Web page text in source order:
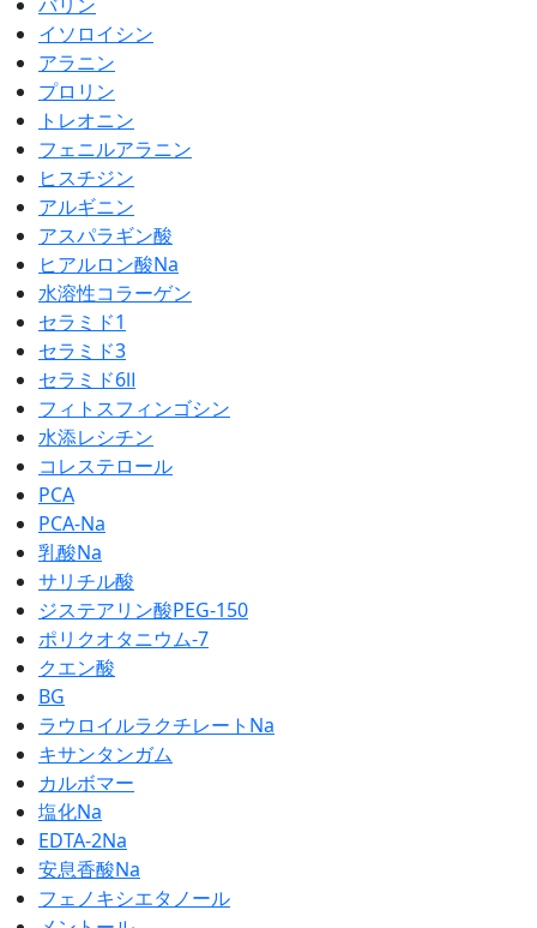
イソロイシン
アラニン
プロリン
トレオニン
フェニルアラニン
ヒスチジン
アルギニン
アスパラギン酸
ヒアルロン酸Na
水溶性コラーゲン
セラミド1
セラミド3
セラミド6Ⅱ
フィトスフィンゴシン
水添レシチン
コレステロール
PCA
PCA-Na
乳酸Na
サリチル酸
ジステアリン酸PEG-150
ポリクオタニウム-7
クエン酸
BG
ラウロイルラクチレートNa
キサンタンガム
カルボマー
塩化Na
EDTA-2Na
安息香酸Na
フェノキシエタノール